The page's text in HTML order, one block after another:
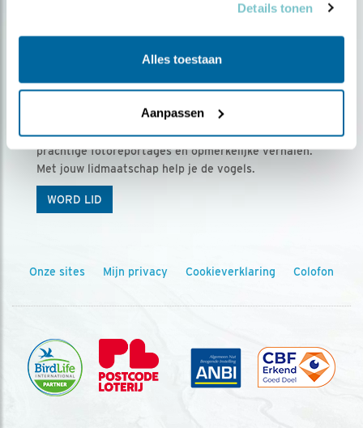
Details tonen
Alles toestaan
Aanpassen
Ontvang 5 x Vogels voor € 36,00 per jaar
Vogels is het tijdschrift voor onze leden, met
prachtige fotoreportages en opmerkelijke verhalen.
Met jouw lidmaatschap help je de vogels.
WORD LID
Onze sites Mijn privacy Cookieverklaring Colofon